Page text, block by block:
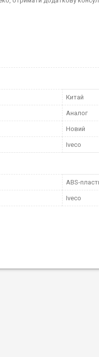
Китай
Аналог
Новий
Iveco
ABS-
Iveco